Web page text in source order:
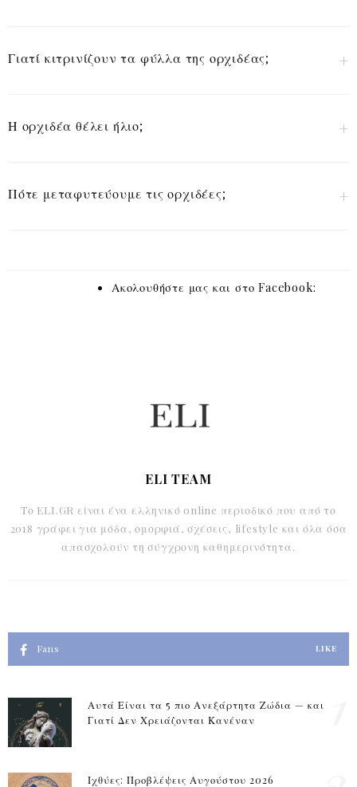
Γιατί κιτρινίζουν τα φύλλα της ορχιδέας;
Η ορχιδέα θέλει ήλιο;
Πότε μεταφυτεύουμε τις ορχιδέες;
Ακολουθήστε μας και στο Facebook:
ELI TEAM
Το ELI.GR είναι ένα ελληνικό online περιοδικό που από το
2018 γράφει για μόδα, ομορφιά, σχέσεις, lifestyle και όλα όσα
απασχολούν τη σύγχρονη καθημερινότητα.
Fans LIKE
Αυτά Είναι τα 5 πιο Ανεξάρτητα Ζώδια — και
Γιατί Δεν Χρειάζονται Κανέναν
Ιχθύες: Προβλέψεις Αυγούστου 2026